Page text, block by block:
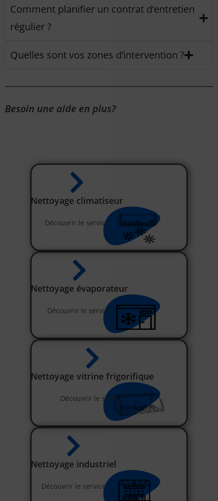
Comment planifier un contrat d’entretien
régulier ?
Quelles sont vos zones d’intervention ?
Besoin une aide en plus?
Nettoyage climatiseur
Découvrir le service
Nettoyage évaporateur
Découvrir le service
Nettoyage vitrine frigorifique
Découvrir le service
Nettoyage industriel
Découvrir le service